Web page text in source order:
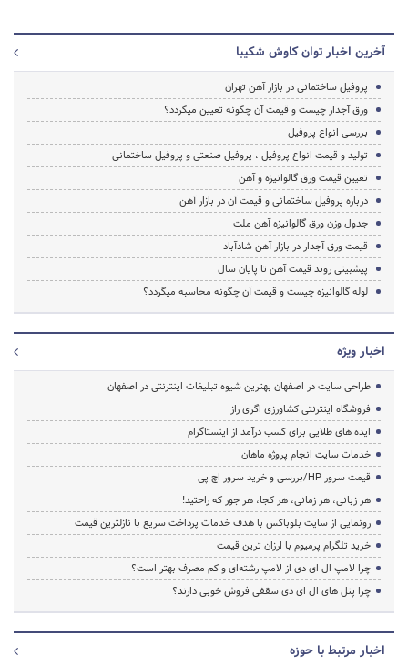
آخرین اخبار توان کاوش شکیبا
پروفیل ساختمانی در بازار آهن تهران
ورق آجدار چیست و قیمت آن چگونه تعیین میگردد؟
بررسی انواع پروفیل
تولید و قیمت انواع پروفیل ، پروفیل صنعتی و پروفیل ساختمانی
تعیین قیمت ورق گالوانیزه و آهن
درباره پروفیل ساختمانی و قیمت آن در بازار آهن
جدول وزن ورق گالوانیزه آهن ملت
قیمت ورق آجدار در بازار آهن شادآباد
پیشبینی روند قیمت آهن تا پایان سال
لوله گالوانیزه چیست و قیمت آن چگونه محاسبه میگردد؟
اخبار ویژه
طراحی سایت در اصفهان بهترین شیوه تبلیغات اینترنتی در اصفهان
فروشگاه اینترنتی کشاورزی اگری راز
ایده های طلایی برای کسب درآمد از اینستاگرام
خدمات سایت انجام پروژه ماهان
قیمت سرور HP/بررسی و خرید سرور اچ پی
هر زبانی، هر زمانی، هر کجا، هر جور که راحتید!
رونمایی از سایت بلوباکس با هدف خدمات پرداخت سریع با نازلترین قیمت
خرید تلگرام پرمیوم با ارزان ترین قیمت
چرا لامپ ال ای دی از لامپ رشته‌ای و کم مصرف بهتر است؟
چرا پنل های ال ای دی سقفی فروش خوبی دارند؟
اخبار مرتبط با حوزه